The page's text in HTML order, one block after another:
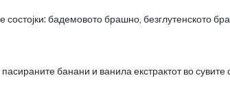
состојки: бадемовото брашно, безглутенското
пасираните банани и ванила екстрактот во